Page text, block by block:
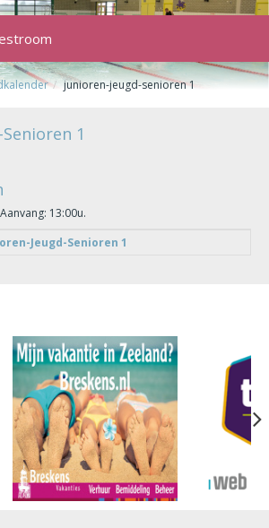
junioren-jeugd-senioren 1
1
13:00u.
Jeugd-Senioren 1